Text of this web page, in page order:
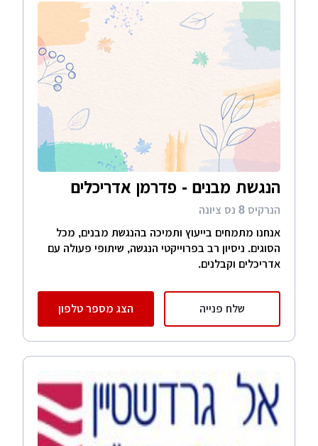
הנגשת מבנים - פדרמן אדריכלים
הנרקיס 8 נס ציונה
אנחנו מתמחים בייעוץ ותמיכה בהנגשת מבנים, מכל
הסוגים. ניסיון רב בפרוייקטי הנגשה, שיתופי פעולה עם
אדריכלים וקבלנים.
שלח פנייה הצג מספר טלפון